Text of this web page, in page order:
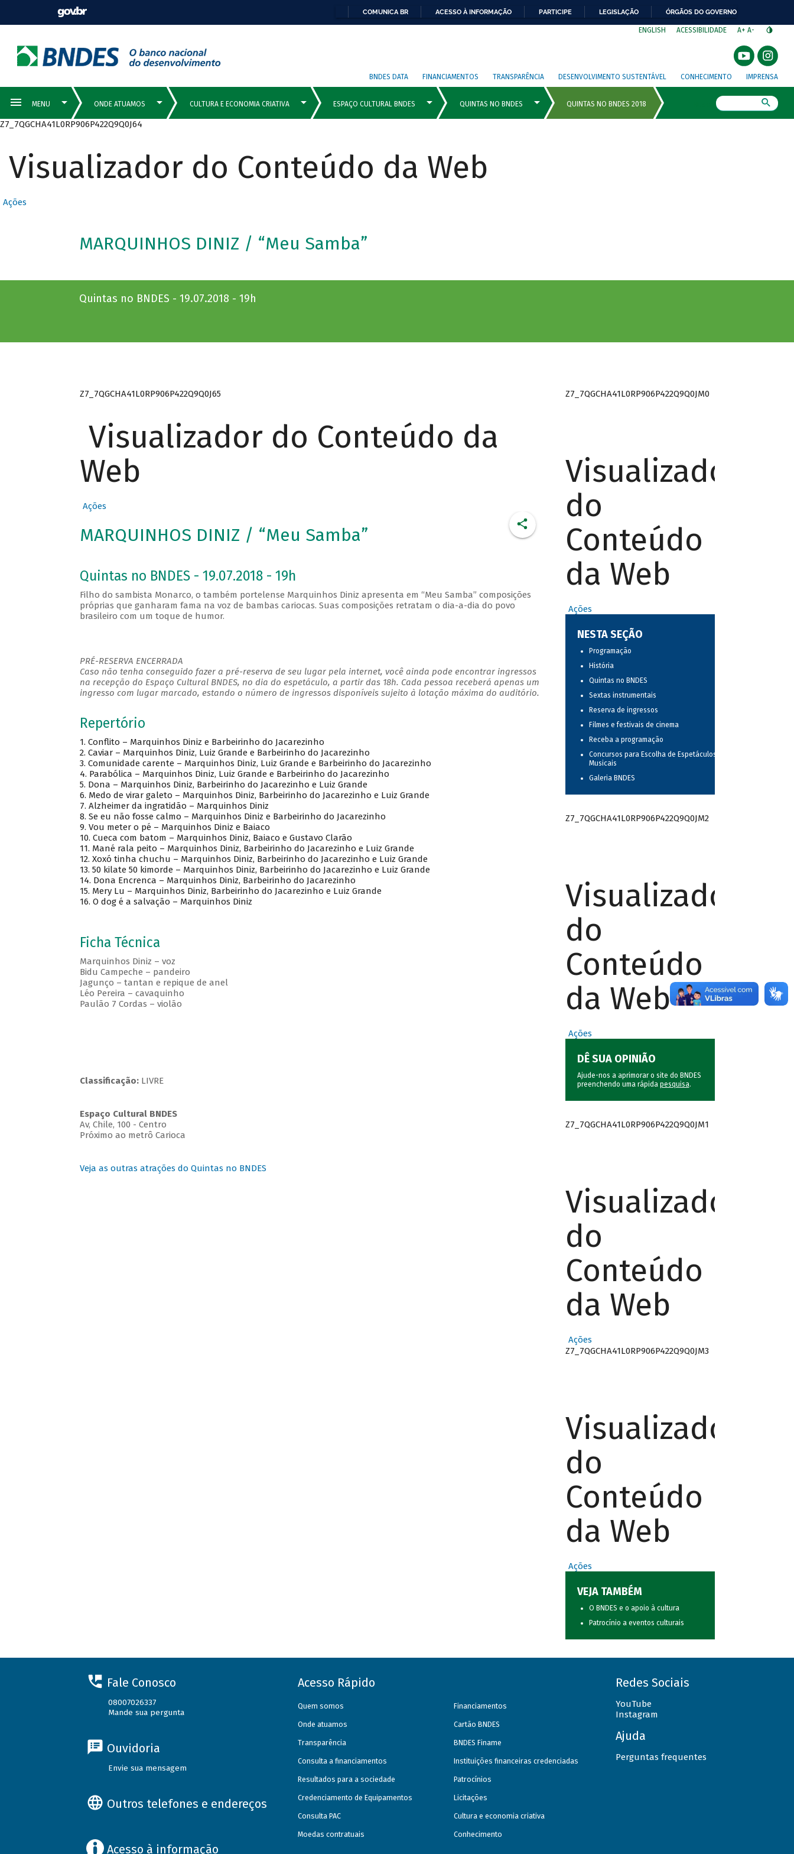
COMUNICA BR ACESSO À INFORMAÇÃO PARTICIPE LEGISLAÇÃO ÓRGÃOS DO GOVERNO
ENGLISH ACESSIBILIDADE A+ A-
BNDES DATA FINANCIAMENTOS TRANSPARÊNCIA DESENVOLVIMENTO SUSTENTÁVEL CONHECIMENTO IMPRENSA
Z7_7QGCHA41L0RP906P422Q9Q0J64
Visualizador do Conteúdo da Web
Ações
MARQUINHOS DINIZ / “Meu Samba”
Quintas no BNDES - 19.07.2018 - 19h
Z7_7QGCHA41L0RP906P422Q9Q0J65
Visualizador do Conteúdo da
Web
Ações
MARQUINHOS DINIZ / “Meu Samba”
Quintas no BNDES - 19.07.2018 - 19h
Filho do sambista Monarco, o também portelense Marquinhos Diniz apresenta em “Meu Samba” composições
próprias que ganharam fama na voz de bambas cariocas. Suas composições retratam o dia-a-dia do povo
brasileiro com um toque de humor.
PRÉ-RESERVA ENCERRADA
Caso não tenha conseguido fazer a pré-reserva de seu lugar pela internet, você ainda pode encontrar ingressos
na recepção do Espaço Cultural BNDES, no dia do espetáculo, a partir das 18h. Cada pessoa receberá apenas um
ingresso com lugar marcado, estando o número de ingressos disponíveis sujeito à lotação máxima do auditório.
Repertório
1. Conflito – Marquinhos Diniz e Barbeirinho do Jacarezinho
2. Caviar – Marquinhos Diniz, Luiz Grande e Barbeirinho do Jacarezinho
3. Comunidade carente – Marquinhos Diniz, Luiz Grande e Barbeirinho do Jacarezinho
4. Parabólica – Marquinhos Diniz, Luiz Grande e Barbeirinho do Jacarezinho
5. Dona – Marquinhos Diniz, Barbeirinho do Jacarezinho e Luiz Grande
6. Medo de virar galeto – Marquinhos Diniz, Barbeirinho do Jacarezinho e Luiz Grande
7. Alzheimer da ingratidão – Marquinhos Diniz
8. Se eu não fosse calmo – Marquinhos Diniz e Barbeirinho do Jacarezinho
9. Vou meter o pé – Marquinhos Diniz e Baiaco
10. Cueca com batom – Marquinhos Diniz, Baiaco e Gustavo Clarão
11. Mané rala peito – Marquinhos Diniz, Barbeirinho do Jacarezinho e Luiz Grande
12. Xoxó tinha chuchu – Marquinhos Diniz, Barbeirinho do Jacarezinho e Luiz Grande
13. 50 kilate 50 kimorde – Marquinhos Diniz, Barbeirinho do Jacarezinho e Luiz Grande
14. Dona Encrenca – Marquinhos Diniz, Barbeirinho do Jacarezinho
15. Mery Lu – Marquinhos Diniz, Barbeirinho do Jacarezinho e Luiz Grande
16. O dog é a salvação – Marquinhos Diniz
Ficha Técnica
Marquinhos Diniz – voz
Bidu Campeche – pandeiro
Jagunço – tantan e repique de anel
Léo Pereira – cavaquinho
Paulão 7 Cordas – violão
Classificação: LIVRE
Espaço Cultural BNDES
Av, Chile, 100 - Centro
Próximo ao metrô Carioca
Veja as outras atrações do Quintas no BNDES
Z7_7QGCHA41L0RP906P422Q9Q0JM0
Visualizador
do
Conteúdo
da Web
Ações
NESTA SEÇÃO
Programação
História
Quintas no BNDES
Sextas instrumentais
Reserva de ingressos
Filmes e festivais de cinema
Receba a programação
Concursos para Escolha de Espetáculos
Musicais
Galeria BNDES
Z7_7QGCHA41L0RP906P422Q9Q0JM2
Visualizador
do
Conteúdo
da Web
Ações
DÊ SUA OPINIÃO
Ajude-nos a aprimorar o site do BNDES
preenchendo uma rápida pesquisa.
Z7_7QGCHA41L0RP906P422Q9Q0JM1
Visualizador
do
Conteúdo
da Web
Ações
Z7_7QGCHA41L0RP906P422Q9Q0JM3
Visualizador
do
Conteúdo
da Web
Ações
VEJA TAMBÉM
O BNDES e o apoio à cultura
Patrocínio a eventos culturais
Fale Conosco
08007026337
Mande sua pergunta
Ouvidoria
Envie sua mensagem
Outros telefones e endereços
Acesso à informação
Acesso Rápido
Quem somos
Onde atuamos
Transparência
Consulta a financiamentos
Resultados para a sociedade
Credenciamento de Equipamentos
Consulta PAC
Moedas contratuais
Financiamentos
Cartão BNDES
BNDES Finame
Instituições financeiras credenciadas
Patrocínios
Licitações
Cultura e economia criativa
Conhecimento
Redes Sociais
YouTube
Instagram
Ajuda
Perguntas frequentes